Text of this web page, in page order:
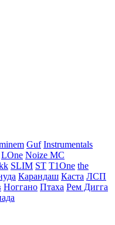
Guf Instrumentals
LOne Noize MC
SLIM ST T1One the
Карандаш Каста ЛСП
Ноггано Птаха Рем Дигга